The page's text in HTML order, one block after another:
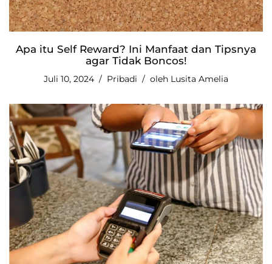
Apa itu Self Reward? Ini Manfaat dan Tipsnya
agar Tidak Boncos!
Juli 10, 2024 Pribadi oleh Lusita Amelia